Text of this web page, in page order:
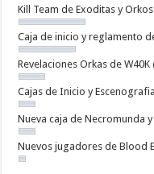
Kill Team de Exoditas y Orkos
Caja de inicio y reglamento
Revelaciones Orkas de W40K
Cajas de Inicio y
Nueva caja de Necromunda
Nuevos jugadores de Blood